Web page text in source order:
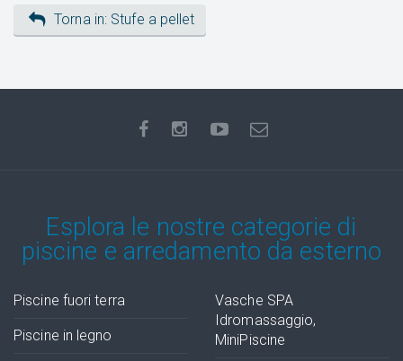
Torna in: Stufe a pellet
Esplora le nostre categorie di
piscine e arredamento da esterno
Piscine fuori terra
Piscine in legno
Vasche SPA
Idromassaggio,
MiniPiscine